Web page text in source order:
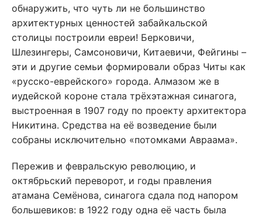
обнаружить, что чуть ли не большинство
архитектурных ценностей забайкальской
столицы построили евреи! Берковичи,
Шлезингеры, Самсоновичи, Китаевичи, Фейгины –
эти и другие семьи формировали образ Читы как
«русско-еврейского» города. Алмазом же в
иудейской короне стала трёхэтажная синагога,
выстроенная в 1907 году по проекту архитектора
Никитина. Средства на её возведение были
собраны исключительно «потомками Авраама».
Пережив и февральскую революцию, и
октябрьский переворот, и годы правления
атамана Семёнова, синагога сдала под напором
большевиков: в 1922 году одна её часть была